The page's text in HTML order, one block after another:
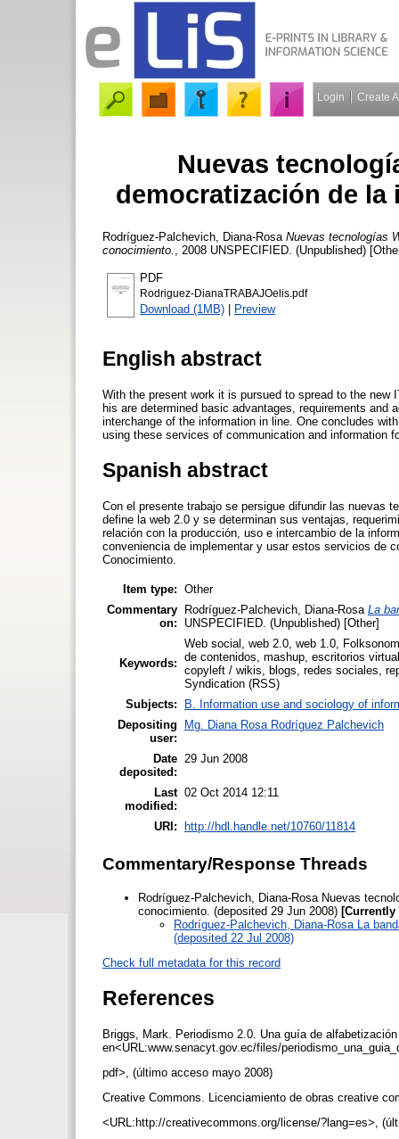
Login Create
Nuevas
democratización de
Rodríguez-Palchevich, Diana-Rosa Nuevas tecnologías
conocimiento.
, 2008 UNSPECIFIED. (Unpublished)
PDF
Rodriguez-DianaTRABAJOelis.pdf
Download (1MB) | Preview
English abstract
With the present work it is pursued to spread to the
his are determined basic advantages, requirements
interchange of the information in line. One concludes
using these services of communication and information
Spanish abstract
Con el presente trabajo se persigue difundir las nuevas
define la web 2.0 y se determinan sus ventajas,
relación con la producción, uso e intercambio de la
conveniencia de implementar y usar estos servicios de
Conocimiento.
Item type: Other
Commentary
on:
Rodríguez-Palchevich, Diana-Rosa La
UNSPECIFIED. (Unpublished) [Other]
Keywords:
Web social, web 2.0, web 1.0,
de contenidos, mashup, escritorios
copyleft / wikis, blogs, redes sociales,
Syndication (RSS)
Subjects:
B. Information use and sociology of
Depositing
user:
Mg. Diana Rosa Rodríguez Palchevich
Date
deposited:
29 Jun 2008
Last
modified:
02 Oct 2014 12:11
URI: http://hdl.handle.net/10760/11814
Commentary/Response Threads
Rodríguez-Palchevich, Diana-RosaNuevas
conocimiento. (deposited 29 Jun 2008)
Rodríguez-Palchevich, Diana-RosaLa
(deposited 22 Jul 2008)
Check full metadata for this record
References
Briggs, Mark. Periodismo 2.0. Una guía de
en<URL:www.senacyt.gov.ec/files/
pdf>, (último acceso mayo 2008)
Creative Commons. Licenciamiento de obras creative
<URL:http://creativecommons.org/license/?lang=es>,